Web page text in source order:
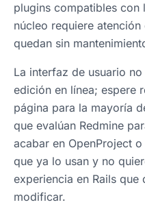
plugins compatibles con
núcleo requiere
quedan sin
La interfaz de usuario
edición en línea; espere
página para la mayoría
que evalúan Redmine
acabar en OpenProject
que ya lo usan y no
experiencia en Rails que
modificar.